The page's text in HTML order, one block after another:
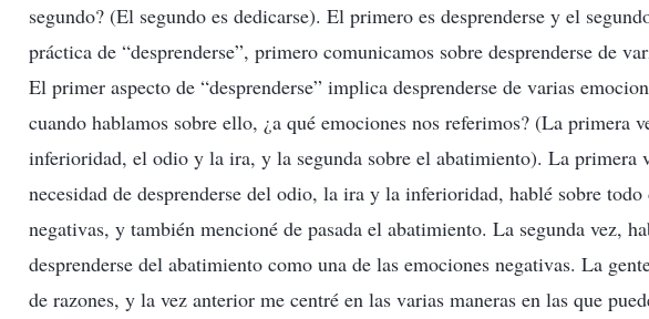
segundo? (El segundo es dedicarse). El primero es desprenderse y el
práctica de “desprenderse”, primero comunicamos sobre desprenderse de
El primer aspecto de “desprenderse” implica desprenderse de varias
cuando hablamos sobre ello, ¿a qué emociones nos referimos? (La primera
inferioridad, el odio y la ira, y la segunda sobre el abatimiento). La primera
necesidad de desprenderse del odio, la ira y la inferioridad, hablé sobre todo
negativas, y también mencioné de pasada el abatimiento. La segunda vez,
desprenderse del abatimiento como una de las emociones negativas. La
de razones, y la vez anterior me centré en las varias maneras en las que